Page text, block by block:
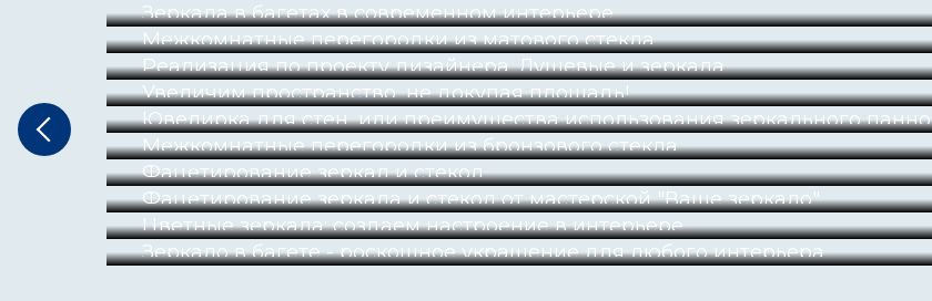
Зеркала в багетах в современном интерьере
Межкомнатные перегородки из матового стекла
Реализация по проекту дизайнера. Душевые и зеркала.
Увеличим пространство, не докупая площадь!
Ювелирка для стен, или преимущества использования зеркального панно
Межкомнатные перегородки из бронзового стекла
Фацетирование зеркал и стекол
Фацетирование зеркала и стекол от мастерской "Ваше зеркало"
Цветные зеркала: создаем настроение в интерьере.
Зеркало в багете - роскошное украшение для любого интерьера